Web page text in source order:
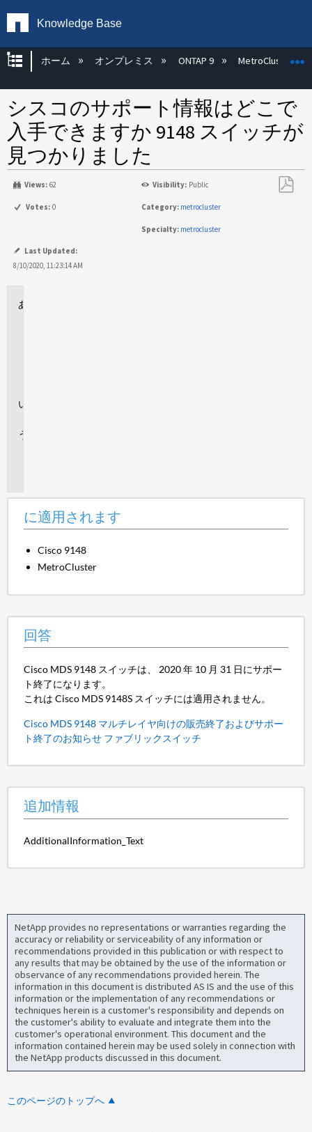
Knowledge Base
グローバル階層を展開/折りたたむ
ホーム オンプレミス ONTAP 9 MetroCluster
シスコのサポート情報はどこで
入手できますか 9148 スイッチが
見つかりました
Views: 62 Visibility: Public
Votes: 0 Category: metrocluster
Specialty: metrocluster
Last Updated:
8/10/2020, 11:23:14 AM
に適用されます
Cisco 9148
MetroCluster
回答
Cisco MDS 9148 スイッチは、 2020 年 10 月 31 日にサポー
ト終了になります。
これは Cisco MDS 9148S スイッチには適用されません。
Cisco MDS 9148 マルチレイヤ向けの販売終了およびサポー
ト終了のお知らせ ファブリックスイッチ
追加情報
AdditionalInformation_Text
NetApp provides no representations or warranties regarding the
accuracy or reliability or serviceability of any information or
recommendations provided in this publication or with respect to
any results that may be obtained by the use of the information or
observance of any recommendations provided herein. The
information in this document is distributed AS IS and the use of this
information or the implementation of any recommendations or
techniques herein is a customer's responsibility and depends on
the customer's ability to evaluate and integrate them into the
customer's operational environment. This document and the
information contained herein may be used solely in connection with
the NetApp products discussed in this document.
このページのトップへ